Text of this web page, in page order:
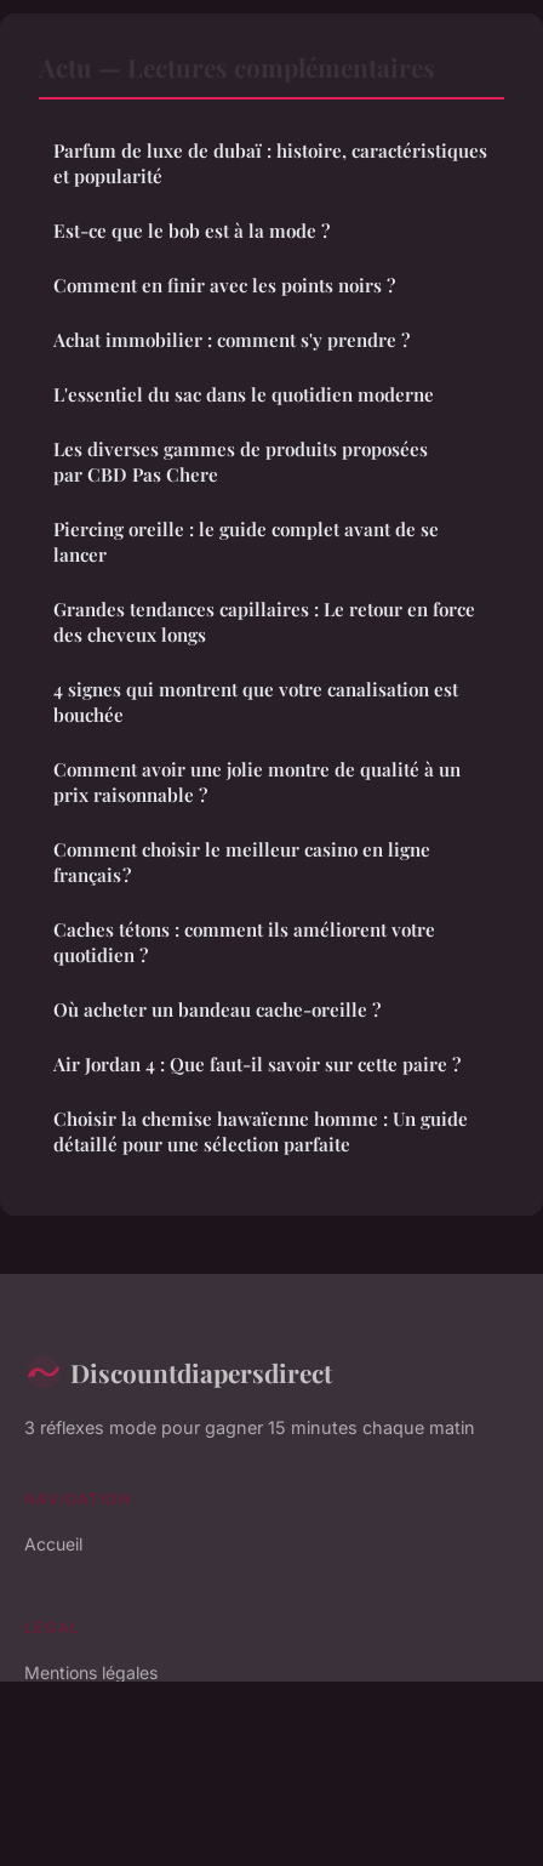
Parfum de luxe de dubaï : histoire, caractéristiques
et popularité
Est-ce que le bob est à la mode ?
Comment en finir avec les points noirs ?
Achat immobilier : comment s'y prendre ?
L'essentiel du sac dans le quotidien moderne
Les diverses gammes de produits proposées
par CBD Pas Chere
Piercing oreille : le guide complet avant de se
lancer
Grandes tendances capillaires : Le retour en force
des cheveux longs
4 signes qui montrent que votre canalisation est
bouchée
Comment avoir une jolie montre de qualité à un
prix raisonnable ?
Comment choisir le meilleur casino en ligne
français ?
Caches tétons : comment ils améliorent votre
quotidien ?
Où acheter un bandeau cache-oreille ?
Air Jordan 4 : Que faut-il savoir sur cette paire ?
Choisir la chemise hawaïenne homme : Un guide
détaillé pour une sélection parfaite
Discountdiapersdirect
3 réflexes mode pour gagner 15 minutes chaque matin
NAVIGATION
Accueil
LÉGAL
Mentions légales